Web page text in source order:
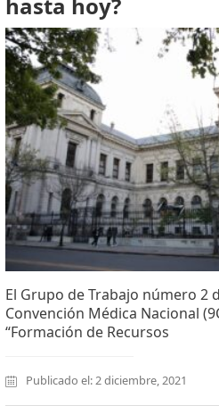
hasta hoy?
El Grupo de Trabajo número 2
Convención Médica Nacional
“Formación de Recursos
Publicado el: 2 diciembre, 2021